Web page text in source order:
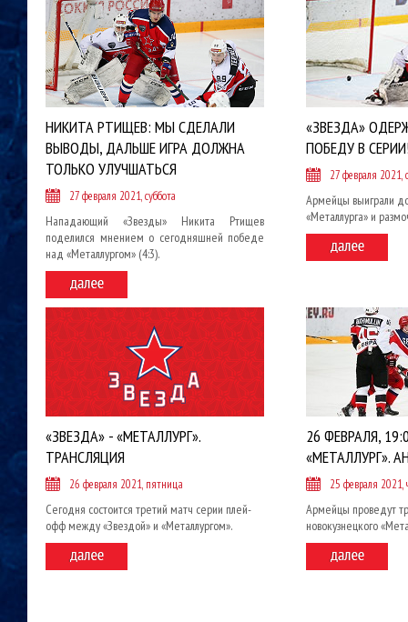
НИКИТА РТИЩЕВ: МЫ СДЕЛАЛИ
ВЫВОДЫ, ДАЛЬШЕ ИГРА ДОЛЖНА
ТОЛЬКО УЛУЧШАТЬСЯ
27 февраля 2021, суббота
Нападающий «Звезды» Никита Ртищев
поделился мнением о сегодняшней победе
над «Металлургом» (4:3).
«ЗВЕЗДА»
ПОБЕДУ В
27 февраля 2021,
Армейцы выиграли
«Металлурга» и
«ЗВЕЗДА» - «МЕТАЛЛУРГ».
ТРАНСЛЯЦИЯ
26 февраля 2021, пятница
Сегодня состоится третий матч серии плей-
офф между «Звездой» и «Металлургом».
26 ФЕВРАЛЯ,
«МЕТАЛЛУРГ».
25 февраля 2021,
Армейцы проведут
новокузнецкого